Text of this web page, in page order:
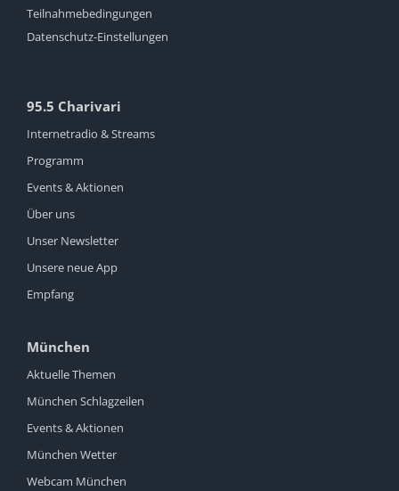
Teilnahmebedingungen
Datenschutz-Einstellungen
95.5 Charivari
Internetradio & Streams
Programm
Events & Aktionen
Über uns
Unser Newsletter
Unsere neue App
Empfang
München
Aktuelle Themen
München Schlagzeilen
Events & Aktionen
München Wetter
Webcam München